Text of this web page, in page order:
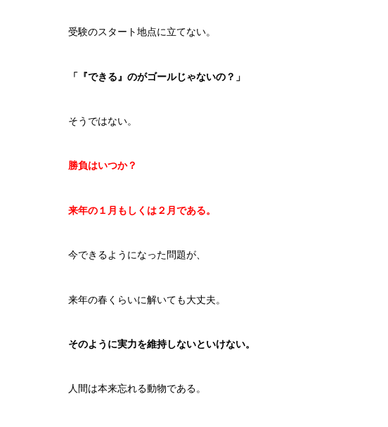
受験のスタート地点に立てない。
「『できる』のがゴールじゃないの？」
そうではない。
勝負はいつか？
来年の１月もしくは２月である。
今できるようになった問題が、
来年の春くらいに解いても大丈夫。
そのように実力を維持しないといけない。
人間は本来忘れる動物である。